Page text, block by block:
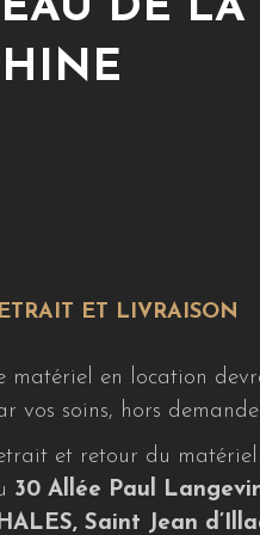
DE LA
ET LIVRAISON
matériel en location
vos soins, hors
et retour du matériel
30 Allée Paul
Saint Jean